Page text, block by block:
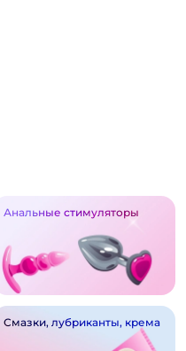
Анальные стимуляторы
Смазки, лубриканты, крема